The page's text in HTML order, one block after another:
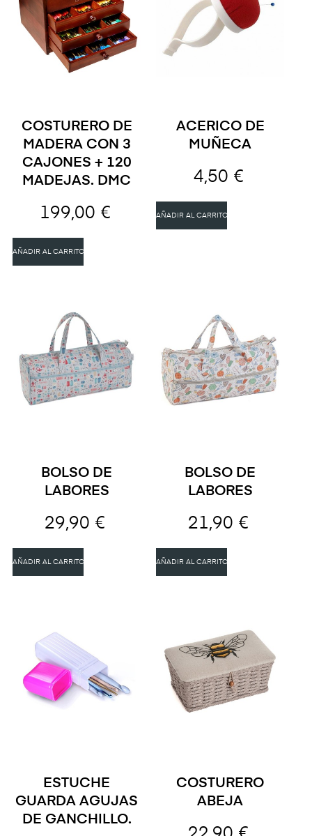
COSTURERO DE
MADERA CON 3
CAJONES + 120
MADEJAS. DMC
199,00 €
AÑADIR AL CARRITO
ACERICO DE
MUÑECA
4,50 €
AÑADIR AL CARRITO
BOLSO DE
LABORES
29,90 €
AÑADIR AL CARRITO
BOLSO DE
LABORES
21,90 €
AÑADIR AL CARRITO
ESTUCHE
GUARDA AGUJAS
DE GANCHILLO.
COSTURERO
ABEJA